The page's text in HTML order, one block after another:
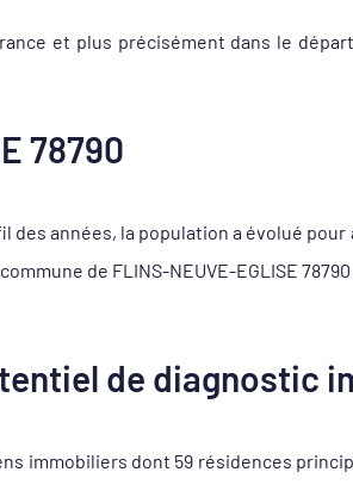
et plus précisément dans le
78790
des années, la population a évolué
de FLINS-NEUVE-EGLISE
de diagnostic
immobiliers dont 59 résidences